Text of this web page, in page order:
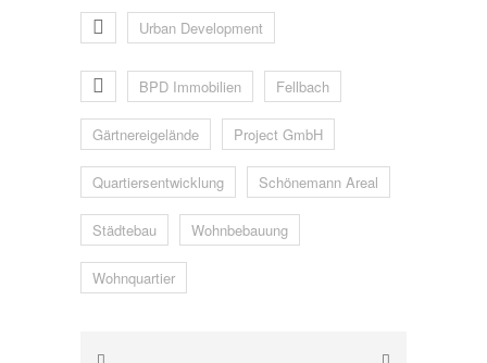
Urban Development
BPD Immobilien Fellbach
Gärtnereigelände Project GmbH
Quartiersentwicklung Schönemann Areal
Städtebau Wohnbebauung
Wohnquartier